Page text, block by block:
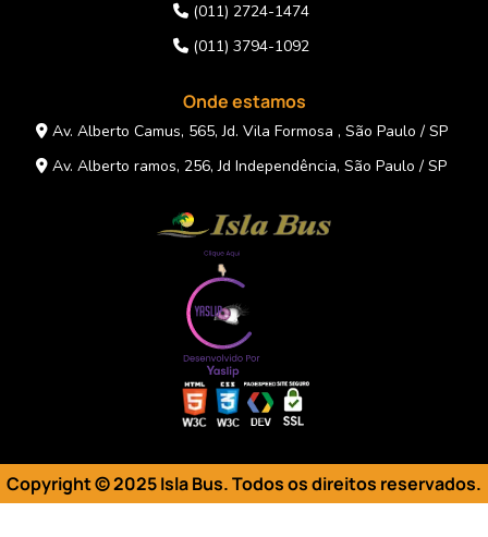
(011) 2724-1474
(011) 3794-1092
Onde estamos
Av. Alberto Camus, 565, Jd. Vila Formosa , São Paulo / SP
Av. Alberto ramos, 256, Jd Independência, São Paulo / SP
Copyright © 2025 Isla Bus. Todos os direitos reservados.